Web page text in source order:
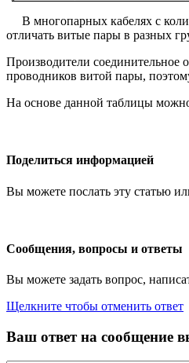
В многопарных кабелях с
отличать витые пары в разных
Производители соединительное
проводников витой пары,
На основе данной таблицы
Поделиться информацией
Вы можете послать эту статью
Сообщения, вопросы и ответы
Вы можете задать вопрос,
Щелкните чтобы отменить ответ
Ваш ответ на сообщение